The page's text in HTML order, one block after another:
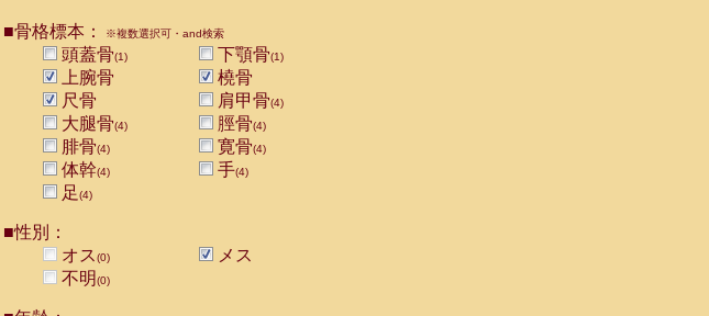
■骨格標本： ※複数選択可・and検索
頭蓋骨(1) 下顎骨(1)
上腕骨
橈骨
尺骨
肩甲骨(4)
大腿骨(4) 脛骨(4)
腓骨(4) 寛骨(4)
体幹(4) 手(4)
足(4)
■性別：
オス(0)
メス
不明(0)